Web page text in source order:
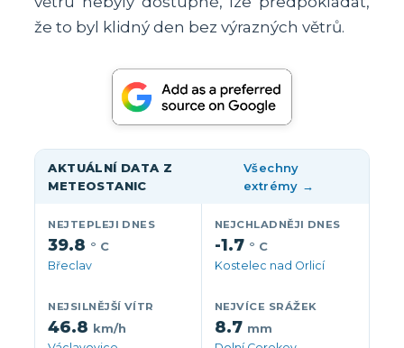
že to byl klidný den bez výrazných větrů.
AKTUÁLNÍ DATA Z
METEOSTANIC
Všechny
extrémy →
NEJTEPLEJI DNES
39.8 ° C
Břeclav
NEJCHLADNĚJI DNES
-1.7 ° C
Kostelec nad Orlicí
NEJSILNĚJŠÍ VÍTR
46.8 km/h
NEJVÍCE SRÁŽEK
8.7 mm